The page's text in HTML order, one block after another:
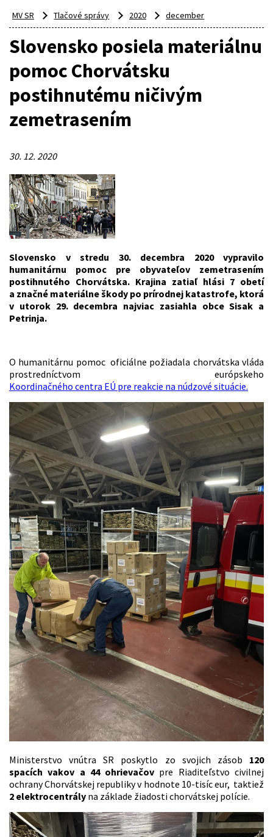
MV SR Tlačové správy 2020 december
Slovensko posiela materiálnu
pomoc Chorvátsku
postihnutému ničivým
zemetrasením
30. 12. 2020
Slovensko v stredu 30. decembra 2020
vypravilo
humanitárnu pomoc pre obyvateľov zemetrasením
postihnutého Chorvátska. Krajina zatiaľ hlási 7 obetí
a značné materiálne škody po prírodnej katastrofe, ktorá
v utorok 29. decembra najviac zasiahla obce Sisak a
Petrinja.
O humanitárnu pomoc oficiálne požiadala chorvátska vláda
prostredníctvom európskeho
Koordinačného centra EÚ pre reakcie na núdzové situácie.
Ministerstvo vnútra SR poskytlo zo svojich zásob 120
spacích vakov a 44 ohrievačov pre Riaditeľstvo civilnej
ochrany Chorvátskej republiky v hodnote 10-tisíc eur, taktiež
2 elektrocentrály na základe žiadosti chorvátskej polície.